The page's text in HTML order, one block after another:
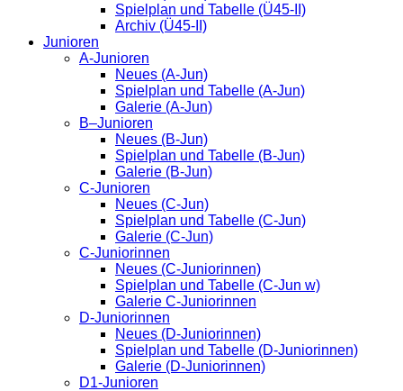
Spielplan und Tabelle (Ü45-II)
Archiv (Ü45-II)
Junioren
A-Junioren
Neues (A-Jun)
Spielplan und Tabelle (A-Jun)
Galerie (A-Jun)
B–Junioren
Neues (B-Jun)
Spielplan und Tabelle (B-Jun)
Galerie (B-Jun)
C-Junioren
Neues (C-Jun)
Spielplan und Tabelle (C-Jun)
Galerie (C-Jun)
C-Juniorinnen
Neues (C-Juniorinnen)
Spielplan und Tabelle (C-Jun w)
Galerie C-Juniorinnen
D-Juniorinnen
Neues (D-Juniorinnen)
Spielplan und Tabelle (D-Juniorinnen)
Galerie (D-Juniorinnen)
D1-Junioren